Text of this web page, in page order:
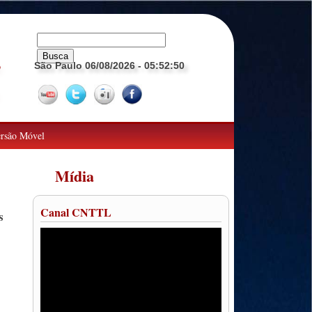
São Paulo 06/08/2026 - 05:52:51
Móvel
Mídia
Canal CNTTL